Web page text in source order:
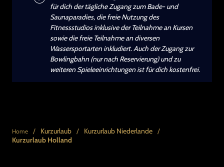
für dich der tägliche Zugang zum Bade- und
Saunaparadies, die freie Nutzung des
Fitnessstudios inklusive der Teilnahme an Kursen
sowie die freie Teilnahme an diversen
Wassersportarten inkludiert. Auch der Zugang zur
Bowlingbahn (nur nach Reservierung) und zu
weiteren Spieleeinrichtungen ist für dich kostenfrei.
Home / Kurzurlaub / Kurzurlaub Niederlande /
Kurzurlaub Holland